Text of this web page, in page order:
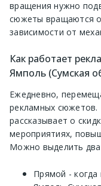
вращения нужно
сюжеты вращаются
зависимости от
Как работает
Ямполь (Сумская
Ежедневно,
рекламных
рассказывает о
мероприятиях,
Можно выделить два
Прямой - когда